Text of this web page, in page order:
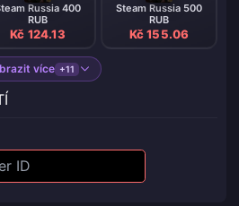
Russia 400
RUB
Kč 124.13
Steam Russia 500
RUB
Kč 155.06
více +11